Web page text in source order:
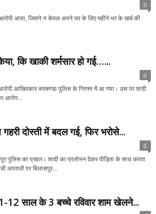
0
आया, जिसने न केवल अपने घर के लिए महीने भर के खर्च की
कि खाकी शर्मसार हो गई…...
0
आखिरकार सरकण्डा पुलिस के गिरफ्त में आ गया। उस पर शादी
आरोप...
दोस्ती में बदल गई, फिर भरोसे...
0
पुलिस का प्रहार। शादी का प्रलोभन देकर पीड़िता के साथ करता
अपराधी पर बिलासपुर...
12 साल के 3 बच्चे रविवार शाम खेलने...